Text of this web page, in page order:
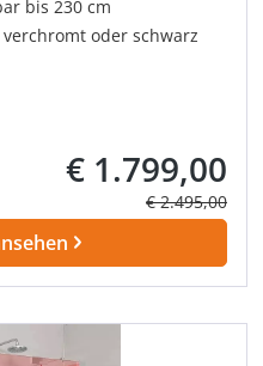
bis 230 cm
oder schwarz
Verkaufspreis:
€ 1.799,00
Regulärer
€ 2.495,00